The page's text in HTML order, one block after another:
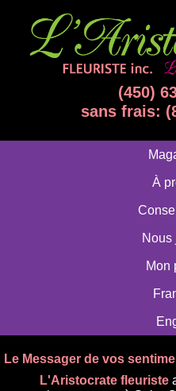
(450)
sans frais:
À
Nous
Mon
Le Messager de vos
L'Aristocrate fleuriste